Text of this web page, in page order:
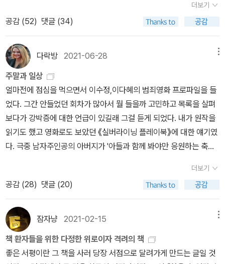
같은 위기 상황 속에서 우리 인류는 어떻게 살아가야 할 것인가라는
새로운 물음을 던지고 있는 듯하다.. 종종 언급되듯, SF소설이 아니
라 사변소설이라고 주장하듯이, 저자는 판데믹 시대에 '이야기꾼'이라
는, 이제 그 기능을 상실해버린 듯이 보였던 고전적인 직업군에 속하
는 이 사람들이 어떤 역할을 할 수 있는가, 혹은 해야 하는가를 몸소
실천하고 있는 것이 아닐까.. 자.. 그렇다면 3부작의 마지막 권인 <미
친 아담>에서 그녀는 2권에서 멈춰버린 그 종말론적 세상에 다시 어
떤 이야기를 만들어내려고 하는 것일지..
로 한 번, 영어로 한 번, 그리고 그래픽으로 1번 읽었는데 시간 나고
심심하면 한 번 더 읽을 용의 있다. 나 너 좋아하냐? (이민호 톤으로) ​​
8. 우리 죽은 자들이 깨어날 때 ​『제2의 성』, 『가부장제의 창조』, 『여
성과 광기』는 모두 2000년 이전에 나온 책들이라 울상이었는데, 에
이드리언 리치의 이 책이 있어서 반가웠다. 전사이자 시인인 에이드
리언 리치. 이 세상 모든 페미니스트들의 우상. 나의 우상. ​가정에 매
이지 않는 여성, 이성애적 짝짓기와 출산의 법칙을 거스른 여성은 남
성 헤게모니에 커다란 위협을 가한 것으로 여겨졌다. 그런데도 이런
여성들은 선교사로, 수녀로, 교사로, 간호사로, 결혼하지 않은 이모나
이면 노동력을 팔지 말고 무상으로 제공해야 했으며, 여성의 처지에
대해 말하고 싶어도 온화하게 말해야 했다. 그러나 모순되게도 이들
고 글을 쓸 시간이 있었고, 일반적인 여성들의 경험에 관한 강력한 통
찰력을 우리에게 전해주었다. 샬럿 브론테(첫 임신 중 사망), 마거릿
풀러(주요 업적은 아이를 낳기 전에 이루어졌다), 조지 엘리엇, 에밀
리 브론테, 에밀리 디킨슨, 크리스티나 로제티, 버지니아 울프, 시몬
약 미합중국이 독재국가나 전제국이 된다면, 어떤 종류의 정부가 될
것인가? (2) 만약 여성의 자리는 가정인데 여성이 집을 나와 다람쥐
처럼 사방을 돌아다닌다면, 그들을 다시 가정에 몰아넣고 거기 머물
게 할 방법은 무엇인가? (388쪽) 해답은 389쪽부터 쭉 이어진다. <
시녀 이야기>를 좋아하시는 분이라면 꼭 찾아서 읽어보실 만한 좋은
글이라고 말씀드린다. 이 문단은 요즘 읽는 책과도 겹쳐 남겨 두어야
지 싶다. 프리던의 <여성성의 신화>는 대학 교육을 받았음에도 너희
의 진짜 학위는 미시즈(Mrs)라고 세뇌당했던 미국 여성들의 심금을
울렸습니다. 하지만 캐나다의 젊은 여성들에게는 이런 '집안의 주인'
세뇌가 크게 힘을 쓰지 못했습니다. 우리는 문화적으로 후미진 곳에
살았고, 여전히 하늘을 나는 말괄량이 어밀리아 에어하트의 날개 아
대한 애트우드의 의견은 정희진 선생님의 것과 아주 똑같아서 역시
‘대가들은 서로 통하는구나’ 하는 생각을 자연스레 하게 된다. 대가들
은 서로 통한다. 애트우드의 소설은 시녀 이야기, 그레이스, 미친 아
담 3부작, 눈먼 암살자, 증언들,을 읽었으니, 총 8권을 읽었다. 전작을
결심했던 작가이니 마저 읽는다면 올해 읽자, 하는 마음이다. 살아계
실 때 읽어야지, 하는 그런 마음. 존경하는 애트우드 대모의 만수무강
은 필립 로스의 작품 중에 내가 제일 좋아하는 작품은 『유령 퇴장』이
고, 제일 좋아하는 문단은 바로 여기다. 설명할 수 없는 바로 그 이유
로 이 문단을 읽고 또 읽는다. 내가 원하는 삶인가 생각하면서 읽는다.
읽고 또 읽고, 책을 펴게 되면 일부러 찾아 한 번씩 더 읽는다. 나는
만찬회 같은 데도 참석하지 않고 영화 구경도 가지 않고 텔레비전도
보지 않는다. 휴대전화나 VCR나 DVD플레이어나 컴퓨터도 가지고
있지 않다. 나는 계속 타자기의 시대를 살고 있고, 월드와이드웹이 뭔
지도 모른다. 선거 같은 것도 더는 신경 쓰지 않는다. 나는 하루의 대
부분을, 대개 밤늦게까지 글을 쓰며 보낸다. 독서도 하는데, 주로 학생
때 처음 접했던 책들을 읽는다. (『유령 퇴장』, 13쪽) 나는 대학을 집에
서 다녔고, 직장도 집에서 출퇴근할 수 있는 곳이어서 굳이 독립이 필
요하다고 생각하지 않았다. 지금에서야 집이 편해서 떠날 생각을 안
했던 게 아닌가 생각한다. 결혼 직전에 집을 잠깐 나온 적이 있는데,
이모 댁에서 일 년 정도 같이 살았다. 이모가 차려 주시는 아침밥을 먹
고 출근해서, 저녁에 돌아오면 엄마를 만날 수 있어서 멀리 떠난 느낌
이 없었다. 결혼하니 두 식구였고, 곧 세 식구, 연이어 네 식구가 되었
다. 혼자인 적이 없었고, 혼자일 수 없었다. 그런 내가, 고독보다 고립
더보기
공감 (52) 댓글 (34)
다락방 2021-06-28
주말과 일상
얼마전에 점심을 먹으면서 이수정,이다혜의 범죄영화 프로파일을 들
었다. 그간 안들었던 회차가 많아서 뭘 들을까 고민하고 목록을 살펴
보다가 강박증에 대한 언급이 있길래 그걸 듣게 되었다. 내가 원작을
읽기도 했고 영화로도 보았던 《실버라이닝 플레이북》에 대한 얘기였
다. 극중 남자주인공의 아버지가 '아들과 함께 봐야만 응원하는 축구
가 나왔는데, 강박증을 가지고 있는 사람들은 징크스를 가진 사람들
이 많다는 거였다. 나는 내가 가진 강박증을 알고 있고 그래서 들었던
건데, 징크스와 연결되어 있다니. 이건 당연하겠구나, 들으면서 생각
했다. 징크스도 강박도 모두 불안으로부터 오는 것이었다. 이것이 제
대로 될 것 같지 않다는, 이것이 안될지도 모른다는, 그러니까 그 불안
은 어떤 불안인지에 대해 다르겠지만 징크스가 강박을 불러오는 것은
필연적으로 느껴졌다. 많은 징크스는 더 큰 강박이 아닐까.전에도 얘
더보기
공감 (28) 댓글 (20)
잠자냥 2021-02-15
책 환자들을 위한 다정한 위로이자 격려의 책
좋은 서평이란 그 책을 사러 당장 서점으로 달려가게 만드는 글일 것